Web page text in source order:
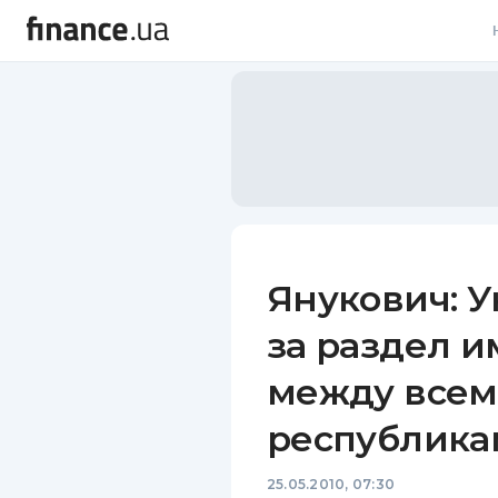
Янукович:
за раздел
между
25.05.2010, 07:30